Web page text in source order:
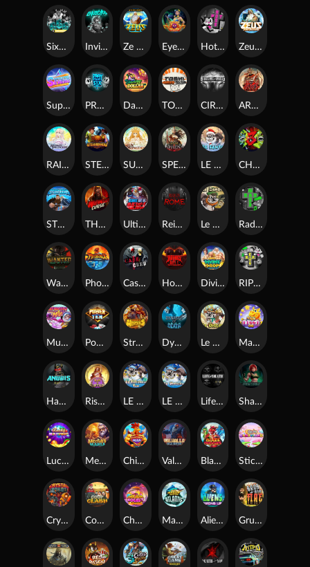
SixSixSix Invictus Ze Zeus Eye of Medusa Hot Ross Zeus Ze Zecond
Superstar Sevens PRAY FOR SIX Danny Dollar TOSHI WAYS CLUB CIRCLE OF LIFE ARMY OF ARES
RAINBOW PRINCESS STEAMRUNNERS SUN PRINCESS SPEAR OF ATHENA LE SANTA CHAOS CREW 3
STORMBORN THE WILDWOOD CURSE Ultimate Slot of America Reign of Rome Le Bandit Rad Maxx
Wanted Dead or a Wild Phoenix Cash Crew Hounds Of Hell Divine Drop RIP City
Munchy Milo Power of 10 Strength Of Hercules Dynasty of Death Le Digger Magic Piggy OG
Hand of Anubis Rise of Fortuna LE FOOTBALL FAN LE HOOLIGAN Life and Death Shadow Treasure
Lucky Multifruit Merlin's Mania Chicken Man Valhalla: Wild Winter Blaze Buddies Sticky Candyland
Crystal Robot Coop Clash Chocolate Rocket Marlin Masters Atlantis Aliens Among Us Grug Make Fire